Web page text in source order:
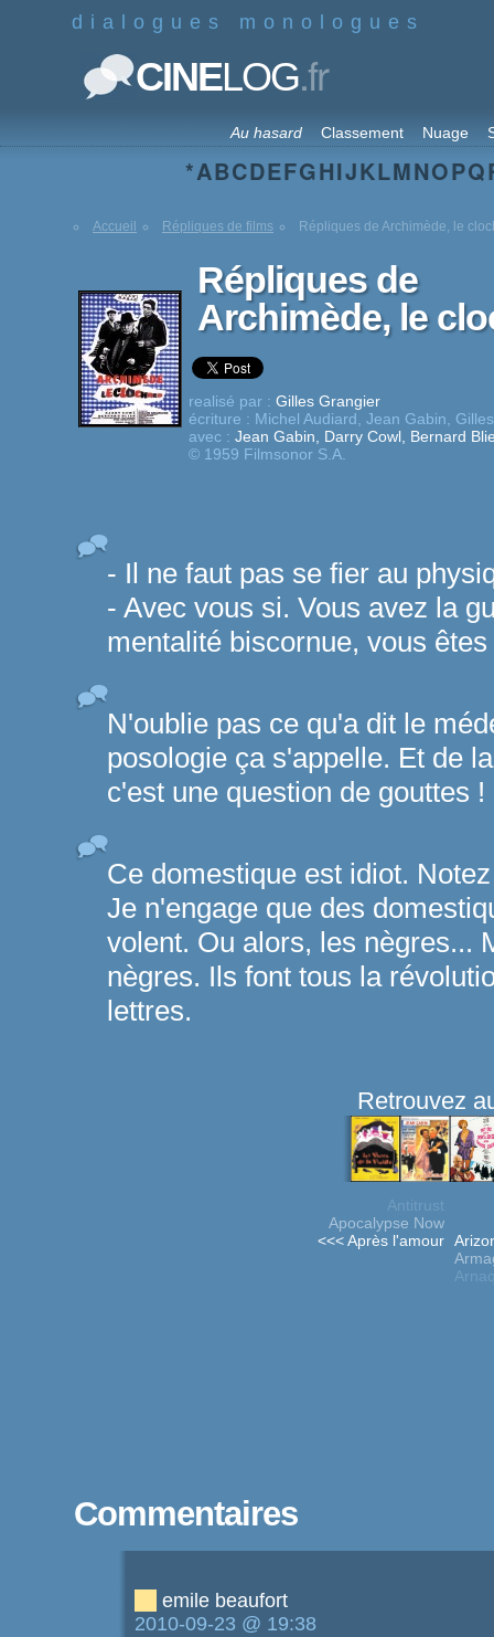
dialogues monologues
CINELOG.fr
Au hasard Classement Nuage
*ABCDEFGHIJKLMNOPQ
Accueil Répliques de films Répliques de Archimède, le
Répliques de
Archimède, le
realisé par : Gilles Grangier
écriture : Michel Audiard Jean Gabin
avec : Jean Gabin Darry Cowl Bernard
© 1959 Filmsonor S.A.
- Il ne faut pas se fier au
- Avec vous si. Vous avez la
mentalité biscornue, vous
N'oublie pas ce qu'a dit le
posologie ça s'appelle. Et de
c'est une question de gouttes !
Ce domestique est idiot.
Je n'engage que des
volent. Ou alors, les nègres...
nègres. Ils font tous la
lettres.
Retrouvez
Antitrust
Apocalypse Now
<<< Après l'amour
Commentaires
emile beaufort
2010-09-23 @ 19:38